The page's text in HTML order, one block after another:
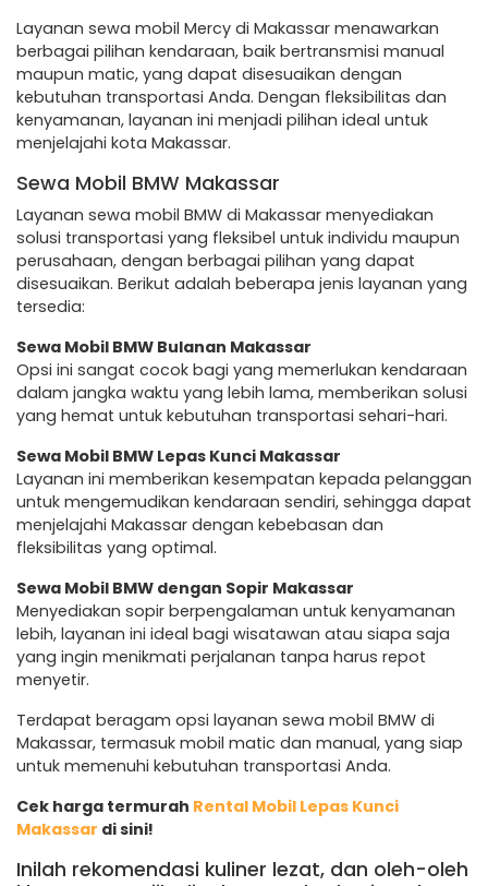
Layanan sewa mobil Mercy di Makassar menawarkan
berbagai pilihan kendaraan, baik bertransmisi manual
maupun matic, yang dapat disesuaikan dengan
kebutuhan transportasi Anda. Dengan fleksibilitas dan
kenyamanan, layanan ini menjadi pilihan ideal untuk
menjelajahi kota Makassar.
Sewa Mobil BMW Makassar
Layanan sewa mobil BMW di Makassar menyediakan
solusi transportasi yang fleksibel untuk individu maupun
perusahaan, dengan berbagai pilihan yang dapat
disesuaikan. Berikut adalah beberapa jenis layanan yang
tersedia:
Sewa Mobil BMW Bulanan Makassar
Opsi ini sangat cocok bagi yang memerlukan kendaraan
dalam jangka waktu yang lebih lama, memberikan solusi
yang hemat untuk kebutuhan transportasi sehari-hari.
Sewa Mobil BMW Lepas Kunci Makassar
Layanan ini memberikan kesempatan kepada pelanggan
untuk mengemudikan kendaraan sendiri, sehingga dapat
menjelajahi Makassar dengan kebebasan dan
fleksibilitas yang optimal.
Sewa Mobil BMW dengan Sopir Makassar
Menyediakan sopir berpengalaman untuk kenyamanan
lebih, layanan ini ideal bagi wisatawan atau siapa saja
yang ingin menikmati perjalanan tanpa harus repot
menyetir.
Terdapat beragam opsi layanan sewa mobil BMW di
Makassar, termasuk mobil matic dan manual, yang siap
untuk memenuhi kebutuhan transportasi Anda.
Cek harga termurah Rental Mobil Lepas Kunci
Makassar di sini!
Inilah rekomendasi kuliner lezat, dan oleh-oleh